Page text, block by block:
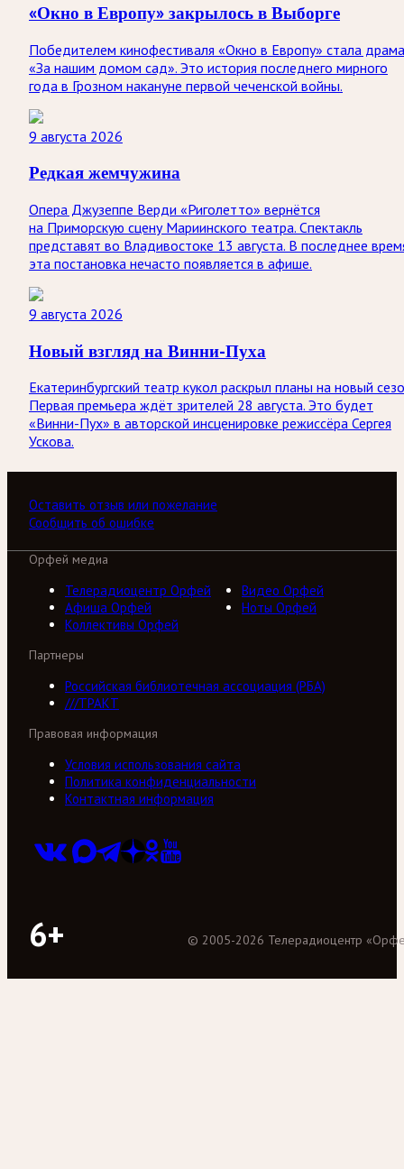
«Окно в Европу» закрылось в Выборге
Победителем кинофестиваля «Окно в Европу» стала драма
«За нашим домом сад». Это история последнего мирного
года в Грозном накануне первой чеченской войны.
9 августа 2026
Редкая жемчужина
Опера Джузеппе Верди «Риголетто» вернётся
на Приморскую сцену Мариинского театра. Спектакль
представят во Владивостоке 13 августа. В последнее
эта постановка нечасто появляется в афише.
9 августа 2026
Новый взгляд на Винни-Пуха
Екатеринбургский театр кукол раскрыл планы на новый
Первая премьера ждёт зрителей 28 августа. Это будет
«Винни-Пух» в авторской инсценировке режиссёра Сергея
Ускова.
Оставить отзыв или пожелание
Сообщить об ошибке
Орфей медиа
Телерадиоцентр Орфей
Видео Орфей
Афиша Орфей
Ноты Орфей
Коллективы Орфей
Партнеры
Российская библиотечная ассоциация (РБА)
///ТРАКТ
Правовая информация
Условия использования сайта
Политика конфиденциальности
Контактная информация
6+ © 2005-2026 Телерадиоцентр